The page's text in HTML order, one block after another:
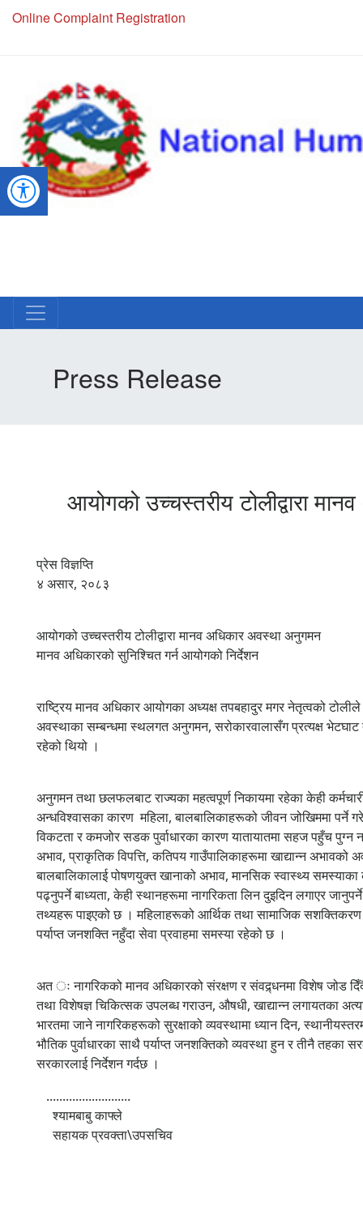
Online Complaint Registration
Press Release
आयोगको उच्चस्तरीय टोलीद्वारा
प्रेस विज्ञप्ति
४ असार, २०८३
आयोगको उच्चस्तरीय टोलीद्वारा मानव अधिकार अवस्था अनुगमन
मानव अधिकारको सुनिश्चित गर्न आयोगको निर्देशन
राष्ट्रिय मानव अधिकार आयोगका अध्यक्ष तपबहादुर मगर नेतृत्वको
अवस्थाका सम्बन्धमा स्थलगत अनुगमन, सरोकारवालासँग प्रत्यक्ष
रहेको थियो ।
अनुगमन तथा छलफलबाट राज्यका महत्वपूर्ण निकायमा रहेका केही
अन्धविश्वासका कारण महिला, बालबालिकाहरूको जीवन जोखिममा
विकटता र कमजोर सडक पुर्वाधारका कारण यातायातमा सहज पहुँच
अभाव, प्राकृतिक विपत्ति, कतिपय गाउँपालिकाहरूमा खाद्यान्न अभावको
बालबालिकालाई पोषणयुक्त खानाको अभाव, मानसिक स्वास्थ्य
पढ्नुपर्ने बाध्यता, केही स्थानहरूमा नागरिकता लिन दुइदिन लगाएर
तथ्यहरू पाइएको छ । महिलाहरूको आर्थिक तथा सामाजिक सशक्तिकरण
पर्याप्त जनशक्ति नहुँदा सेवा प्रवाहमा समस्या रहेको छ ।
अत ः नागरिकको मानव अधिकारको संरक्षण र संवद्र्धनमा विशेष जोड
तथा विशेषज्ञ चिकित्सक उपलब्ध गराउन, औषधी, खाद्यान्न लगायतका
भारतमा जाने नागरिकहरूको सुरक्षाको व्यवस्थामा ध्यान दिन,
भौतिक पुर्वाधारका साथै पर्याप्त जनशक्तिको व्यवस्था हुन र तीनै तहका
सरकारलाई निर्देशन
..........................
श्यामबाबु काफ्ले
सहायक प्रवक्ता\उपसचिव